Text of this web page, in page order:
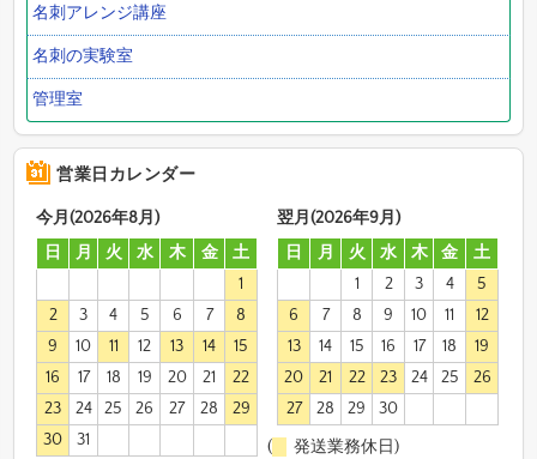
名刺アレンジ講座
名刺の実験室
管理室
営業日カレンダー
今月(2026年8月)
日
月 火 水 木 金
土
1
2
3 4 5 6 7
8
9
10 11 12 13 14
15
16
17 18 19 20 21
22
23
24 25 26 27 28
29
30
31
翌月(2026年9月)
日
月 火 水 木 金
土
1
2 3 4
5
6
7 8 9 10 11
12
13
14 15 16 17 18
19
20
21 22 23 24 25
26
27
28 29 30
( 発送業務休日)